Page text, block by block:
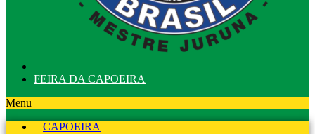
FEIRA DA CAPOEIRA
Menu
CAPOEIRA